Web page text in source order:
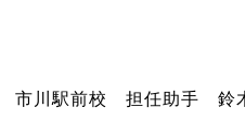
市川駅前校 担任助手 鈴